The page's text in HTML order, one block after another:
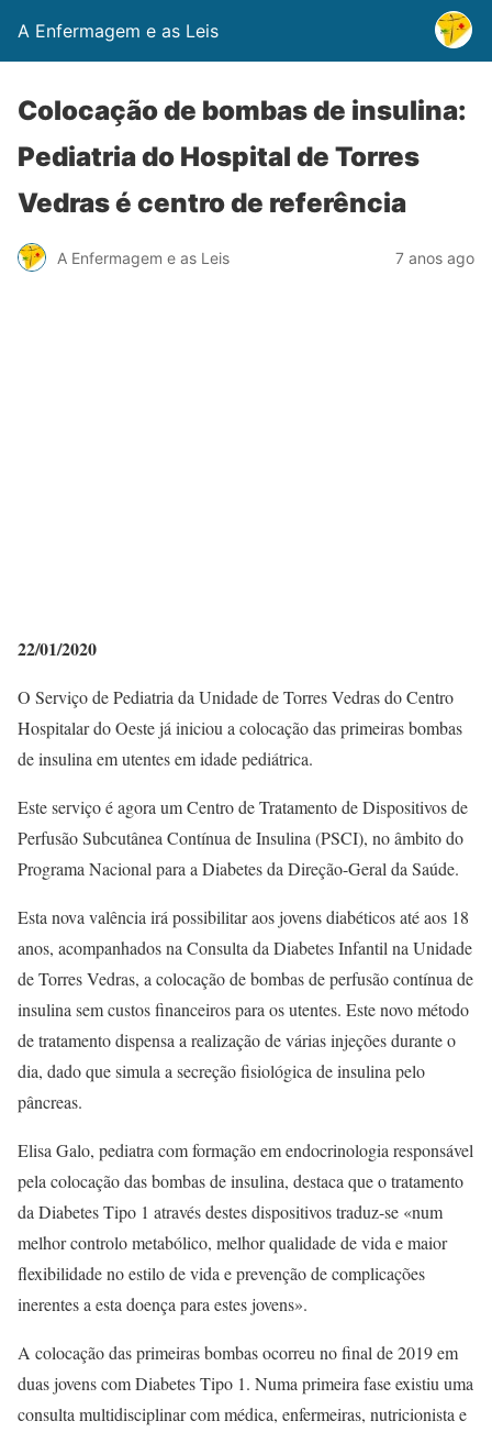
A Enfermagem e as Leis
Colocação de bombas de insulina:
Pediatria do Hospital de Torres
Vedras é centro de referência
A Enfermagem e as Leis 7 anos ago
22/01/2020
O Serviço de Pediatria da Unidade de Torres Vedras do Centro
Hospitalar do Oeste já iniciou a colocação das primeiras bombas
de insulina em utentes em idade pediátrica.
Este serviço é agora um Centro de Tratamento de Dispositivos de
Perfusão Subcutânea Contínua de Insulina (PSCI), no âmbito do
Programa Nacional para a Diabetes da Direção-Geral da Saúde.
Esta nova valência irá possibilitar aos jovens diabéticos até aos 18
anos, acompanhados na Consulta da Diabetes Infantil na Unidade
de Torres Vedras, a colocação de bombas de perfusão contínua de
insulina sem custos financeiros para os utentes. Este novo método
de tratamento dispensa a realização de várias injeções durante o
dia, dado que simula a secreção fisiológica de insulina pelo
pâncreas.
Elisa Galo, pediatra com formação em endocrinologia responsável
pela colocação das bombas de insulina, destaca que o tratamento
da Diabetes Tipo 1 através destes dispositivos traduz-se «num
melhor controlo metabólico, melhor qualidade de vida e maior
flexibilidade no estilo de vida e prevenção de complicações
inerentes a esta doença para estes jovens».
A colocação das primeiras bombas ocorreu no final de 2019 em
duas jovens com Diabetes Tipo 1. Numa primeira fase existiu uma
consulta multidisciplinar com médica, enfermeiras, nutricionista e